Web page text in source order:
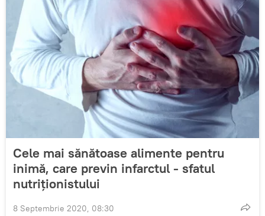
Cele mai sănătoase alimente pentru
inimă, care previn infarctul - sfatul
nutriţionistului
8 Septembrie 2020, 08:30